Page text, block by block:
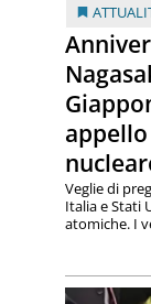
Veglie di
Italia e Stati
atomiche. I